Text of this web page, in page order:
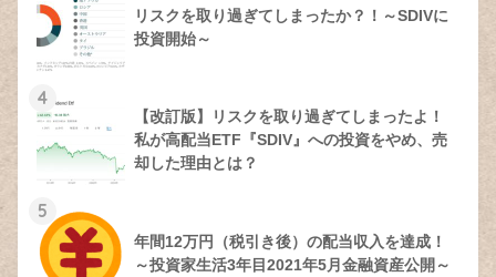
リスクを取り過ぎてしまったか？！～SDIVに
投資開始～
4
【改訂版】リスクを取り過ぎてしまったよ！
私が高配当ETF『SDIV』への投資をやめ、売
却した理由とは？
5
年間12万円（税引き後）の配当収入を達成！
～投資家生活3年目2021年5月金融資産公開～